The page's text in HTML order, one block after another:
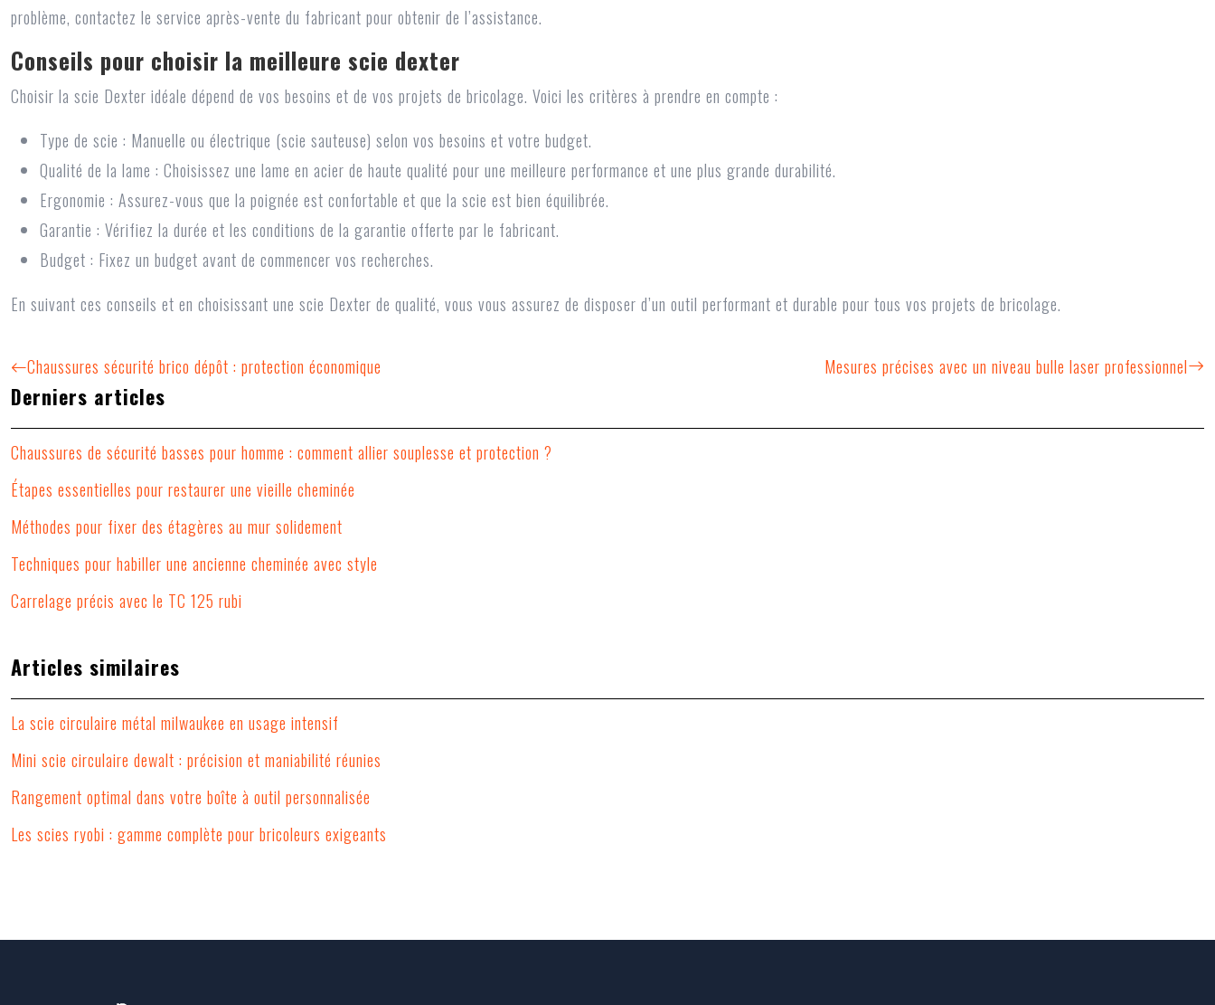
problème, contactez le service après-vente du fabricant pour obtenir de l’assistance.
Conseils pour choisir la meilleure scie dexter
Choisir la scie Dexter idéale dépend de vos besoins et de vos projets de bricolage. Voici les critères à prendre en compte :
Type de scie : Manuelle ou électrique (scie sauteuse) selon vos besoins et votre budget.
Qualité de la lame : Choisissez une lame en acier de haute qualité pour une meilleure performance et une plus grande durabilité.
Ergonomie : Assurez-vous que la poignée est confortable et que la scie est bien équilibrée.
Garantie : Vérifiez la durée et les conditions de la garantie offerte par le fabricant.
Budget : Fixez un budget avant de commencer vos recherches.
En suivant ces conseils et en choisissant une scie Dexter de qualité, vous vous assurez de disposer d’un outil performant et durable pour tous vos projets de bricolage.
Chaussures sécurité brico dépôt : protection économique Mesures précises avec un niveau bulle laser professionnel
Derniers articles
Chaussures de sécurité basses pour homme : comment allier souplesse et protection ?
Étapes essentielles pour restaurer une vieille cheminée
Méthodes pour fixer des étagères au mur solidement
Techniques pour habiller une ancienne cheminée avec style
Carrelage précis avec le TC 125 rubi
Articles similaires
La scie circulaire métal milwaukee en usage intensif
Mini scie circulaire dewalt : précision et maniabilité réunies
Rangement optimal dans votre boîte à outil personnalisée
Les scies ryobi : gamme complète pour bricoleurs exigeants